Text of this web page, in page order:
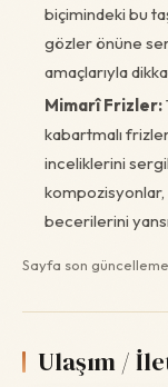
biçimindeki bu
gözler önüne
amaçlarıyla
Mimarî Frizler:
kabartmalı
inceliklerini
becerilerini
Sayfa son
Ulaşım /